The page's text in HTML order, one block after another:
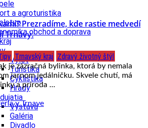
a agroturistika
obchod a doprava
Výlet
Turistika
Cyklistika
Hrady
Výstava
Galéria
Divadlo
Prezradíme, kde rastie medvedí
Trnavy.
Trnavský kraj Zdravý životný štýl
je zázračná bylinka, ktorá by nemala
jarnom jedálničku. Skvele chutí, má
a príroda ...